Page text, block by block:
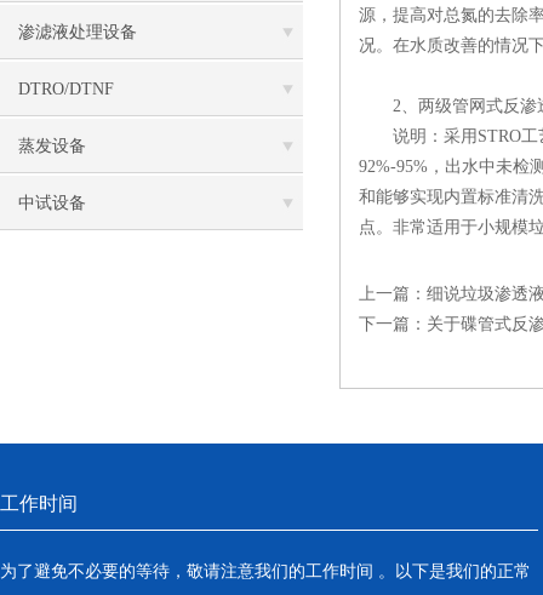
渗滤液处理设备
DTRO/DTNF
蒸发设备
中试设备
源，提高对总氮的去除
况。在水质改善的情况
2、两级管网式反渗
说明：采用STRO工艺
92%-95%，出水中未检
和能够实现内置标准清
点。非常适用于小规模
上一篇： 细说垃圾渗透
下一篇： 关于碟管式反
工作时间
为了避免不必要的等待，敬请注意我们的工作时间 。以下是我们的正常